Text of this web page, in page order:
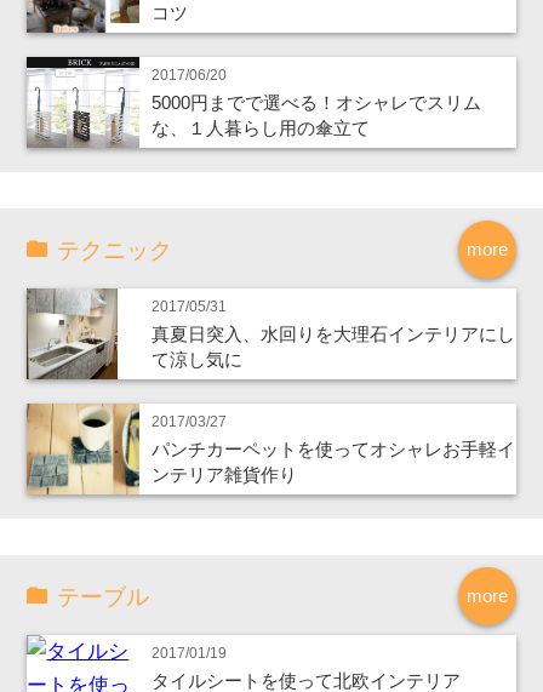
コツ
2017/06/20
5000円までで選べる！オシャレでスリム
な、１人暮らし用の傘立て
more
テクニック
2017/05/31
真夏日突入、水回りを大理石インテリアにし
て涼し気に
2017/03/27
パンチカーペットを使ってオシャレお手軽イ
ンテリア雑貨作り
more
テーブル
2017/01/19
タイルシートを使って北欧インテリア